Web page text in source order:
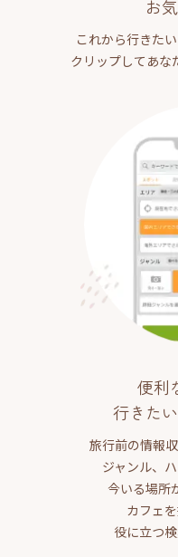
お
これから行きた
クリップしてあな
便利
行きた
旅行前の情報
ジャンル、
今いる場所
カフェ
役に立つ